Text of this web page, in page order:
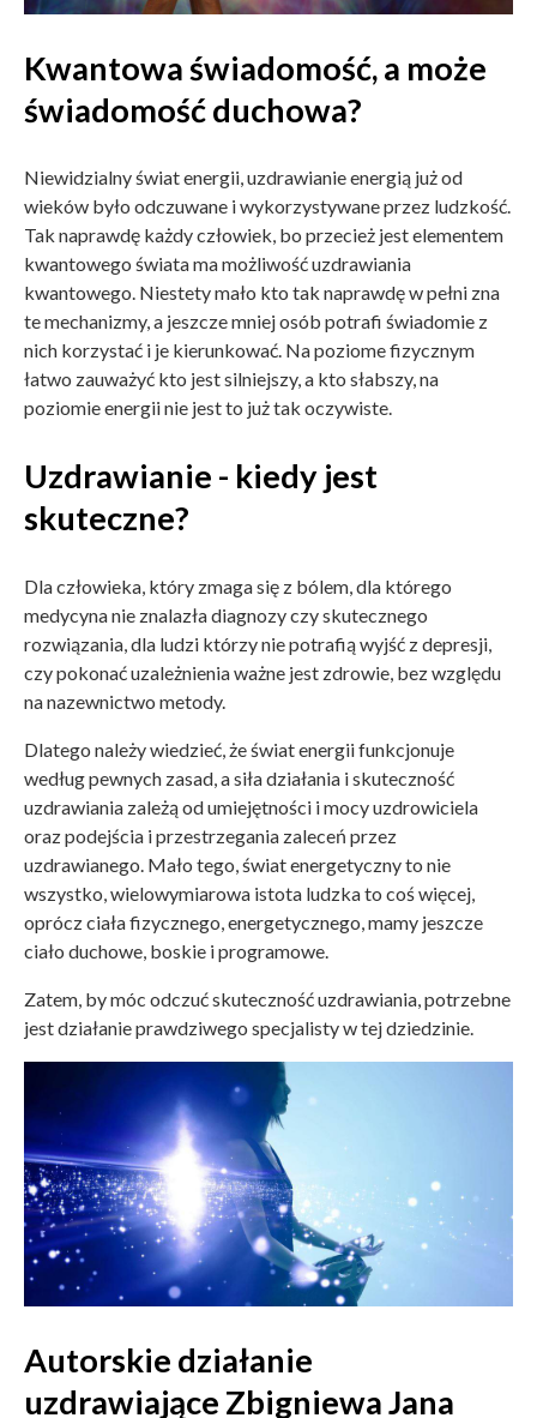
Kwantowa świadomość, a może
świadomość duchowa?
Niewidzialny świat energii, uzdrawianie energią już od
wieków było odczuwane i wykorzystywane przez ludzkość.
Tak naprawdę każdy człowiek, bo przecież jest elementem
kwantowego świata ma możliwość uzdrawiania
kwantowego. Niestety mało kto tak naprawdę w pełni zna
te mechanizmy, a jeszcze mniej osób potrafi świadomie z
nich korzystać i je kierunkować. Na poziome fizycznym
łatwo zauważyć kto jest silniejszy, a kto słabszy, na
poziomie energii nie jest to już tak oczywiste.
Uzdrawianie - kiedy jest
skuteczne?
Dla człowieka, który zmaga się z bólem, dla którego
medycyna nie znalazła diagnozy czy skutecznego
rozwiązania, dla ludzi którzy nie potrafią wyjść z depresji,
czy pokonać uzależnienia ważne jest zdrowie, bez względu
na nazewnictwo metody.
Dlatego należy wiedzieć, że świat energii funkcjonuje
według pewnych zasad, a siła działania i skuteczność
uzdrawiania zależą od umiejętności i mocy uzdrowiciela
oraz podejścia i przestrzegania zaleceń przez
uzdrawianego. Mało tego, świat energetyczny to nie
wszystko, wielowymiarowa istota ludzka to coś więcej,
oprócz ciała fizycznego, energetycznego, mamy jeszcze
ciało duchowe, boskie i programowe.
Zatem, by móc odczuć skuteczność uzdrawiania, potrzebne
jest działanie prawdziwego specjalisty w tej dziedzinie.
Autorskie działanie
uzdrawiające Zbigniewa Jana